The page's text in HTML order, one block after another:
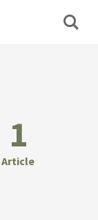
1
Article